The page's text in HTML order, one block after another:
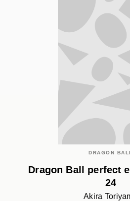
DRAGON
Dragon Ball perfect
24
Akira